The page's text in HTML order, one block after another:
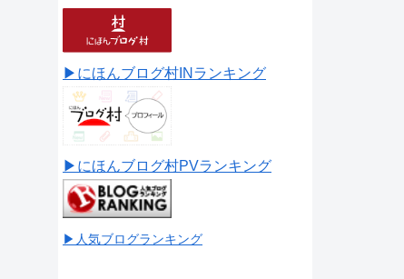
▶にほんブログ村INランキング
▶にほんブログ村PVランキング
▶人気ブログランキング